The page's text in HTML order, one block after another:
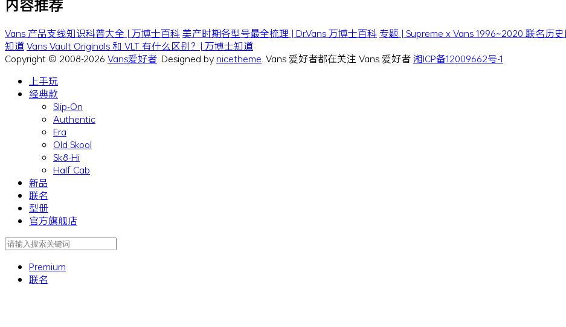
内容推荐
Vans 产品支线知识科普大全 | 万博士百科美产时期各型号最全梳理 | Dr.Vans 万博士百科 专题 | Supreme x Vans 1996~2020 联名历
知道Vans Vault Originals 和 VLT 有什么区别？| 万博士知道
Copyright © 2008-2026 Vans爱好者 . Designed bynicetheme . Vans 爱好者都在关注 Vans 爱好者湘ICP备12009662号-1
上手玩
经典款
Slip-On
Authentic
Era
Old Skool
Sk8-Hi
Half Cab
新品
联名
型册
官方旗舰店
Premium
联名